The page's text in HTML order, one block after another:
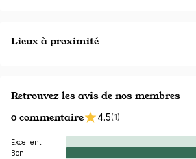
Lieux à proximité
Retrouvez les avis de nos membres
0 commentaire
4.5(1)
Excellent
Bon